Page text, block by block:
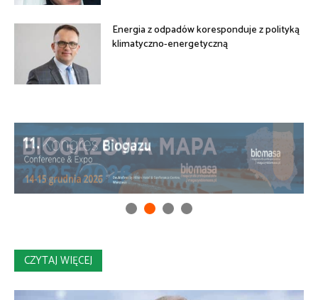
Energia z odpadów koresponduje z polityką
klimatyczno-energetyczną
CZYTAJ WIĘCEJ